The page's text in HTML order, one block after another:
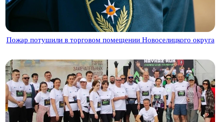
Пожар потушили в торговом помещении Новоселицкого округа